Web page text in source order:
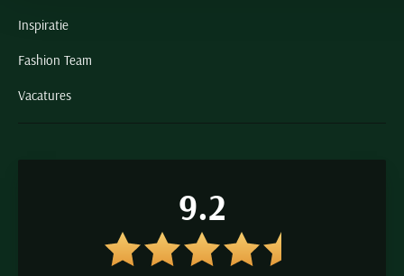
Inspiratie
Fashion Team
Vacatures
9.2